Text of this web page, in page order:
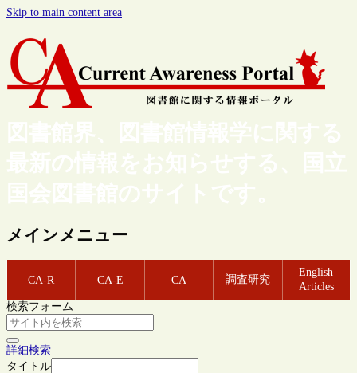
Skip to main content area
図書館界、図書館情報学に関する
最新の情報をお知らせする、国立
国会図書館のサイトです。
メインメニュー
CA-R CA-E CA 調査研究
English
Articles
検索フォーム
詳細検索
タイトル